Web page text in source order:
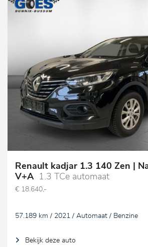
Renault kadjar 1.3 140 Zen |
V+A
1.3 TCe automaat
€ 18.640,-
57.189 km / 2021 / Automaat / Benzine
Bekijk deze auto